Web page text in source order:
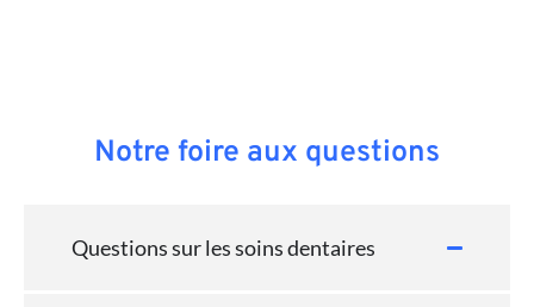
Notre foire aux questions
Questions sur les soins dentaires